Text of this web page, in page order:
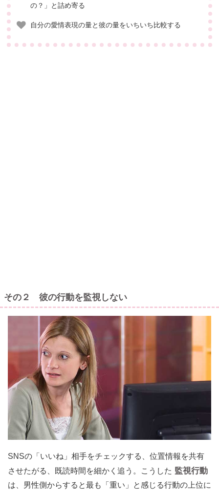
の？」と詰め寄る
自分の愛情表現の量と彼の量をいちいち比較する
その２ 彼の行動を監視しない
SNSの「いいね」相手をチェックする、位置情報を共有
させたがる、既読時間を細かく追う。こうした 監視行動
は、男性側からすると最も「重い」と感じる行動の上位に